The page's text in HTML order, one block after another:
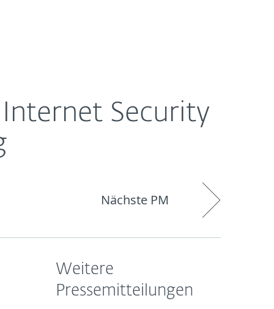
Security
Nächste PM
Weitere
Pressemitteilungen